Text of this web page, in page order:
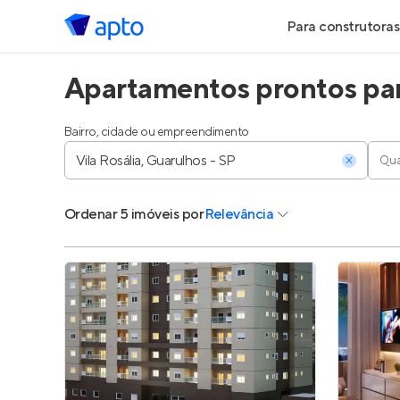
Para construtoras
Geração de
Geração de
Parcerias
Anunciar
Entrar no
Apartamentos prontos
Bairro, cidade ou empreendimento
Ordenar5 imóveis porRelevância